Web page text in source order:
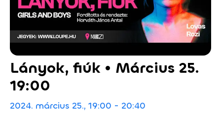
Lányok, fiúk • Március 25.
19:00
2024. március 25., 19:00 - 20:40